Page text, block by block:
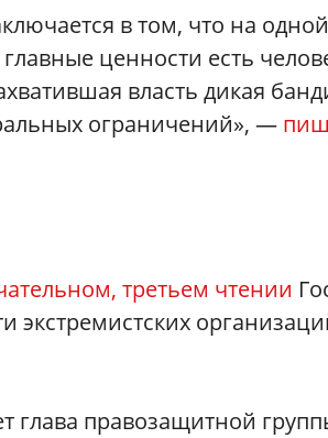
в том, что на
ценности есть
власть дикая
ограничений», —
третьем чтении
глава правозащитной